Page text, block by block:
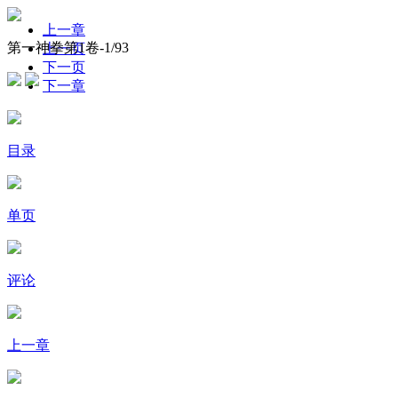
第一神拳第1卷-1/93
上一章
上一页
下一页
下一章
目录
单页
评论
上一章